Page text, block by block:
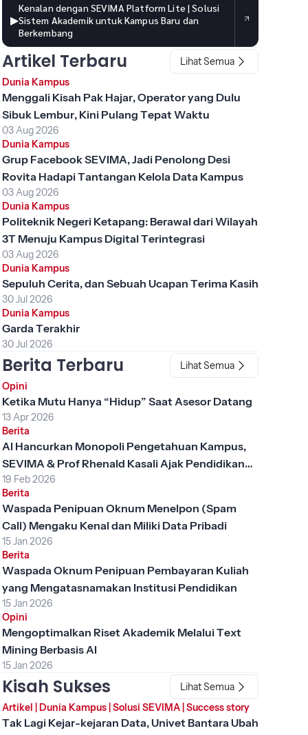
▶
Kenalan dengan SEVIMA Platform Lite | Solusi
Sistem Akademik untuk Kampus Baru dan
Berkembang
Artikel Terbaru
Lihat Semua
Dunia Kampus
Menggali Kisah Pak Hajar, Operator yang Dulu
Sibuk Lembur, Kini Pulang Tepat Waktu
03 Aug 2026
Dunia Kampus
Grup Facebook SEVIMA, Jadi Penolong Desi
Rovita Hadapi Tantangan Kelola Data Kampus
03 Aug 2026
Dunia Kampus
Politeknik Negeri Ketapang: Berawal dari Wilayah
3T Menuju Kampus Digital Terintegrasi
03 Aug 2026
Dunia Kampus
Sepuluh Cerita, dan Sebuah Ucapan Terima Kasih
30 Jul 2026
Dunia Kampus
Garda Terakhir
30 Jul 2026
Berita Terbaru
Lihat Semua
Opini
Ketika Mutu Hanya “Hidup” Saat Asesor Datang
13 Apr 2026
Berita
AI Hancurkan Monopoli Pengetahuan Kampus,
SEVIMA & Prof Rhenald Kasali Ajak Pendidikan
Tinggi Berubah
19 Feb 2026
Berita
Waspada Penipuan Oknum Menelpon (Spam
Call) Mengaku Kenal dan Miliki Data Pribadi
15 Jan 2026
Berita
Waspada Oknum Penipuan Pembayaran Kuliah
yang Mengatasnamakan Institusi Pendidikan
15 Jan 2026
Opini
Mengoptimalkan Riset Akademik Melalui Text
Mining Berbasis AI
15 Jan 2026
Kisah Sukses
Lihat Semua
Artikel Dunia Kampus| Solusi SEVIMA| Success story
Tak Lagi Kejar-kejaran Data, Univet Bantara Ubah